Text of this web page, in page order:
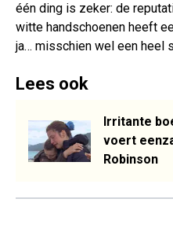
één ding is zeker: de
witte handschoenen heeft
ja… misschien wel een heel
Lees ook
Irritante
voert
Robinson